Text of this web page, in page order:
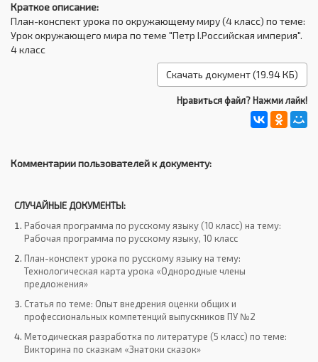
Краткое описание:
План-конспект урока по окружающему миру (4 класс) по теме:
Урок окружающего мира по теме "Петр I.Российская империя".
4 класс
Скачать документ (19.94 КБ)
Нравиться файл? Нажми лайк!
Комментарии пользователей к документу:
СЛУЧАЙНЫЕ ДОКУМЕНТЫ:
Рабочая программа по русскому языку (10 класс) на тему:
Рабочая программа по русскому языку, 10 класс
План-конспект урока по русскому языку на тему:
Технологическая карта урока «Однородные члены
предложения»
Статья по теме: Опыт внедрения оценки общих и
профессиональных компетенций выпускников ПУ №2
Методическая разработка по литературе (5 класс) по теме:
Викторина по сказкам «Знатоки сказок»